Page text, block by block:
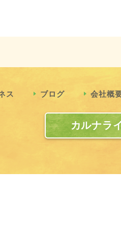
ス ブログ 会社概
カルナラ